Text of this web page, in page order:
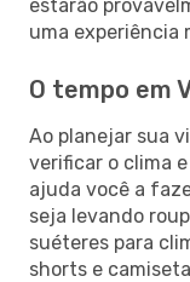
estarão
uma experiência
O tempo em
Ao planejar sua
verificar o clima
ajuda você a
seja levando
suéteres para
shorts e